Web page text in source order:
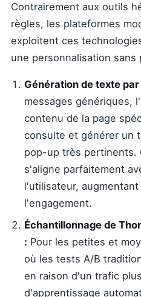
Contrairement aux outils
règles, les plateformes
exploitent ces
une personnalisation sans
Génération de texte par
messages génériques,
contenu de la page
consulte et générer un
pop-up très pertinents.
s'aligne parfaitement
l'utilisateur,
l'engagement.
Échantillonnage de
: Pour les petites et
où les tests A/B
en raison d'un trafic
d'apprentissage